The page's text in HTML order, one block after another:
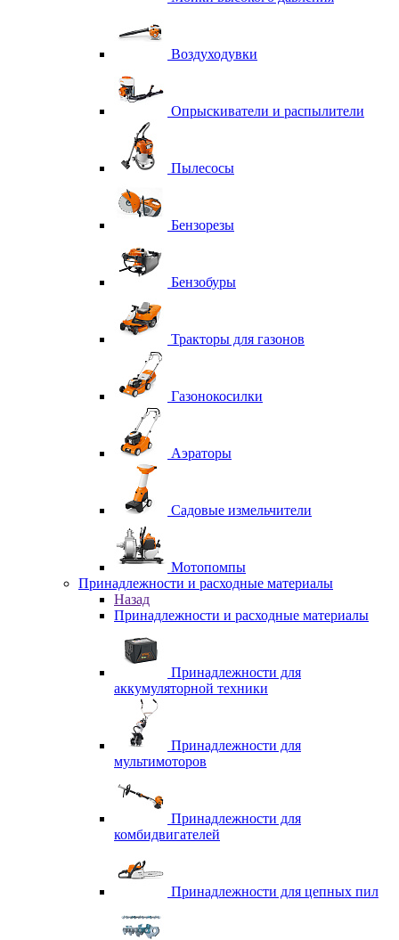
Воздуходувки
Опрыскиватели и распылители
Пылесосы
Бензорезы
Бензобуры
Тракторы для газонов
Газонокосилки
Аэраторы
Садовые измельчители
Мотопомпы
Принадлежности и расходные материалы
Назад
Принадлежности и расходные материалы
Принадлежности для
аккумуляторной техники
Принадлежности для
мультимоторов
Принадлежности для
комбидвигателей
Принадлежности для цепных пил